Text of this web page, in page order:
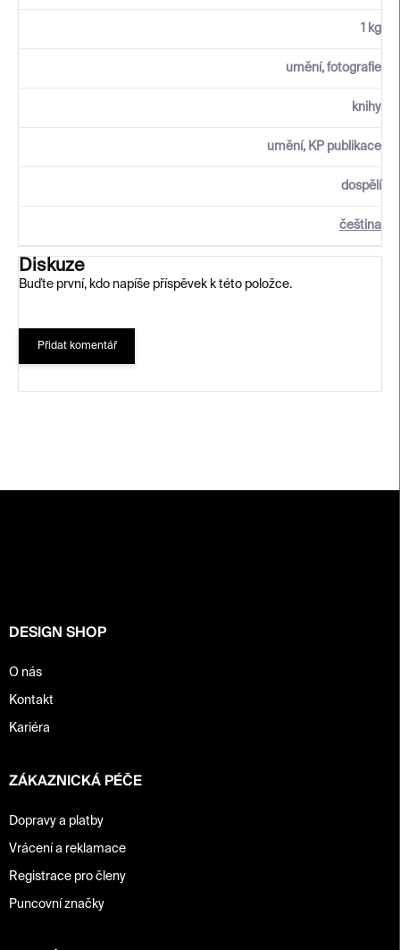
1 kg
umění, fotografie
knihy
umění, KP publikace
dospělí
čeština
Diskuze
Buďte první, kdo napíše příspěvek k této položce.
Přidat komentář
DESIGN SHOP
O nás
Kontakt
Kariéra
ZÁKAZNICKÁ PÉČE
Dopravy a platby
Vrácení a reklamace
Registrace pro členy
Puncovní značky